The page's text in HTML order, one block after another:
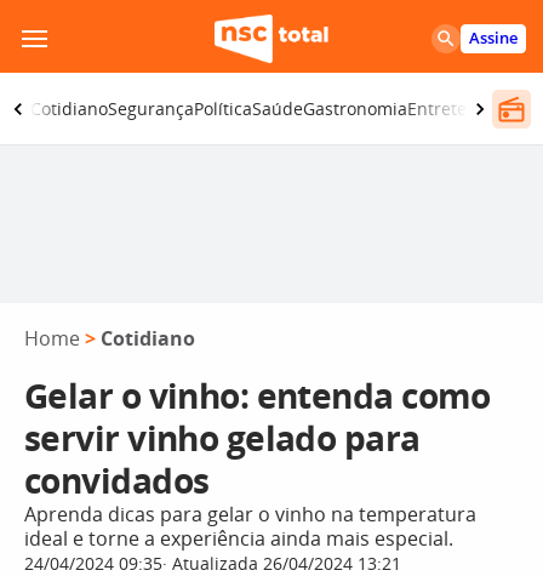
para
o
conteúdo
Assine
CotidianoSegurançaPolíticaSaúdeGastronomiaEntretenimento
Home > Cotidiano
Gelar o vinho: entenda como
servir vinho gelado para
convidados
Aprenda dicas para gelar o vinho na temperatura
ideal e torne a experiência ainda mais especial.
24/04/2024 09:35 Atualizada 26/04/2024 13:21